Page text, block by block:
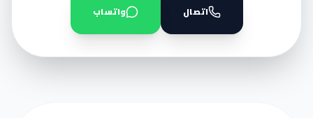
اتصال واتساب